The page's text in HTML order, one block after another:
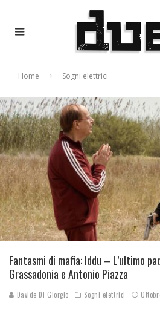
Home Sogni elettrici
Fantasmi di mafia: Iddu – L’ultimo
Grassadonia e Antonio Piazza
Davide Di Giorgio Sogni elettrici